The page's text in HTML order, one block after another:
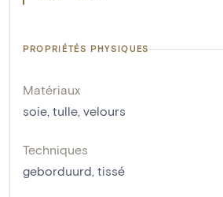
PROPRIÉTÉS PHYSIQUES
Matériaux
soie, tulle, velours
Techniques
geborduurd, tissé